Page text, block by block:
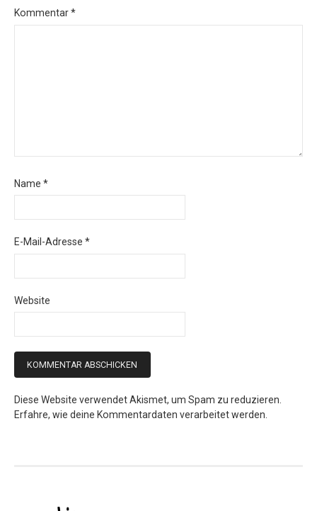
Kommentar*
Name *
E-Mail-Adresse *
Website
Diese Website verwendet Akismet, um Spam zu reduzieren.
Erfahre, wie deine Kommentardaten verarbeitet werden.